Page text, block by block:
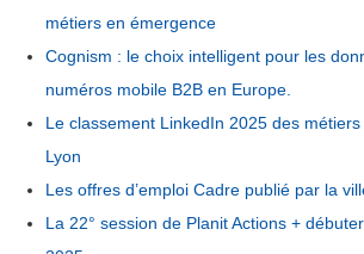
métiers en émergence
Cognism : le choix intelligent pour les
numéros mobile B2B en Europe.
Le classement LinkedIn 2025 des
Lyon
Les offres d’emploi Cadre publié par la
La 22° session de Planit Actions +